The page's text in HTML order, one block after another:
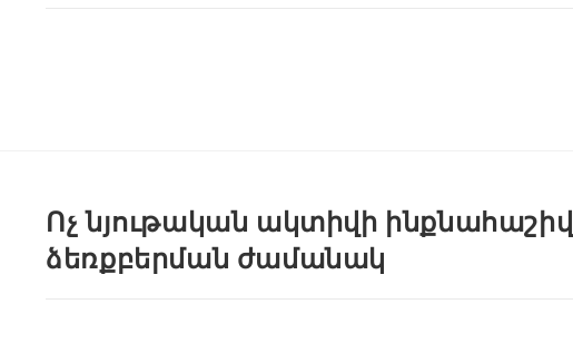
Ոչ նյութական ակտիվի ինքնահաշիվ
ձեռքբերման ժամանակ